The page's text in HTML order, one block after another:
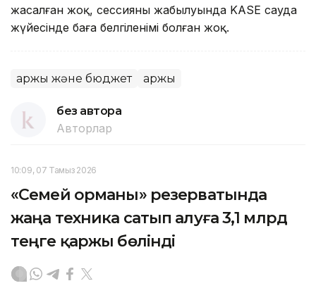
жасалған жоқ, сессияның жабылуында KASE сауда
жүйесінде баға белгіленімі болған жоқ.
Қаржы және бюджет Қаржы
без автора
Авторлар
10:09, 07 Тамыз 2026
«Семей орманы» резерватында
жаңа техника сатып алуға 3,1 млрд
теңге қаржы бөлінді